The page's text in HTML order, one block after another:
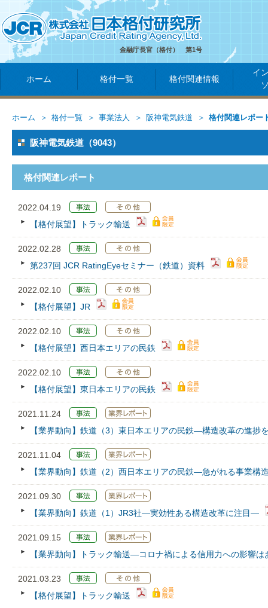
金融庁長官（格付） 第1号
ホーム 格付一覧 格付関連情報
イ
ホーム 格付一覧 事業法人 阪神電気鉄道 格付関連レポー
阪神電気鉄道（9043）
格付関連レポート
2022.04.19
【格付展望】トラック輸送
2022.02.28
第237回 JCR RatingEyeセミナー（鉄道）資料
2022.02.10
【格付展望】JR
2022.02.10
【格付展望】西日本エリアの民鉄
2022.02.10
【格付展望】東日本エリアの民鉄
2021.11.24
【業界動向】鉄道（3）東日本エリアの民鉄―構造改革の進捗
2021.11.04
【業界動向】鉄道（2）西日本エリアの民鉄―急がれる事業構
2021.09.30
【業界動向】鉄道（1）JR3社―実効性ある構造改革に注目―
2021.09.15
【業界動向】トラック輸送―コロナ禍による信用力への影響
2021.03.23
【格付展望】トラック輸送